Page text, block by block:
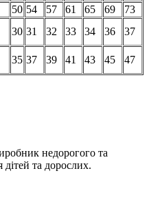
50 54 57 61 65 69
73
30 31 32 33 34 36
37
35 37 39 41 43 45 47
недорогого та
дітей та дорослих.